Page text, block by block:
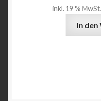
inkl. 19 % MwSt.
In